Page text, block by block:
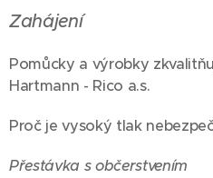
Zahájení
Pomůcky a výrobky
Hartmann - Rico a.s.
Proč je vysoký tlak
Přestávka s občerstvením